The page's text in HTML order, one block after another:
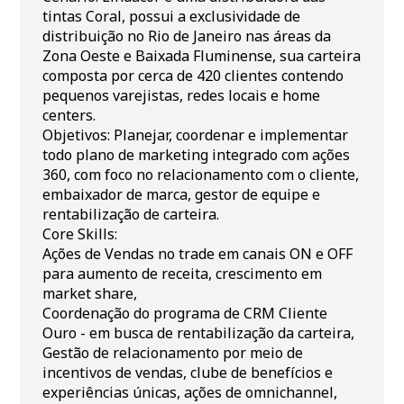
tintas Coral, possui a exclusividade de
distribuição no Rio de Janeiro nas áreas da
Zona Oeste e Baixada Fluminense, sua carteira
composta por cerca de 420 clientes contendo
pequenos varejistas, redes locais e home
centers.
Objetivos: Planejar, coordenar e implementar
todo plano de marketing integrado com ações
360, com foco no relacionamento com o cliente,
embaixador de marca, gestor de equipe e
rentabilização de carteira.
Core Skills:
Ações de Vendas no trade em canais ON e OFF
para aumento de receita, crescimento em
market share,
Coordenação do programa de CRM Cliente
Ouro - em busca de rentabilização da carteira,
Gestão de relacionamento por meio de
incentivos de vendas, clube de benefícios e
experiências únicas, ações de omnichannel,